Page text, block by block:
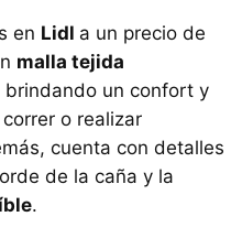
en Lidl a un precio de
malla tejida
brindando un confort y
o realizar
cuenta con detalles
de la caña y la
.